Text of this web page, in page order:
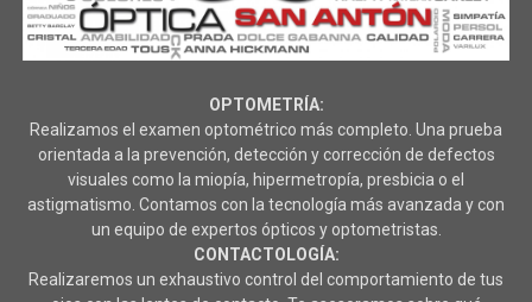
OPTOMETRÍA:
Realizamos el examen optométrico más completo. Una prueba
orientada a la prevención, detección y corrección de defectos
visuales como la miopía, hipermetropía, presbicia o el
astigmatismo. Contamos con la tecnología más avanzada y con
un equipo de expertos ópticos y optometristas.
CONTACTOLOGÍA:
Realizaremos un exhaustivo control del comportamiento de tus